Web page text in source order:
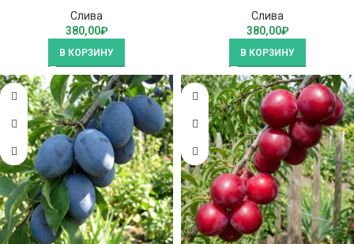
Слива
380,00₽
В КОРЗИНУ
Слива
380,00₽
В КОРЗИНУ